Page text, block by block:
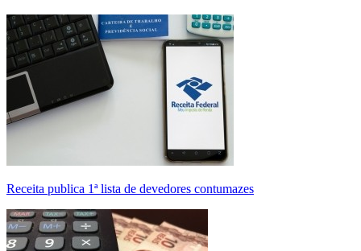
Receita publica 1ª lista de devedores contumazes